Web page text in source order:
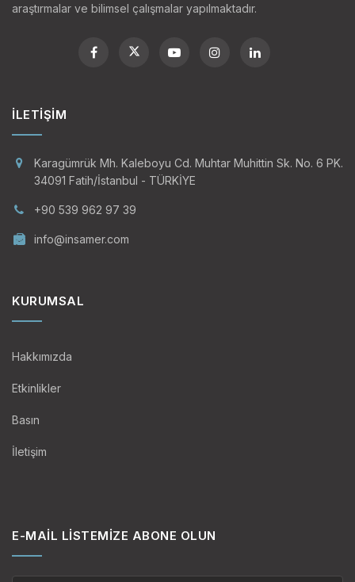
araştırmalar ve bilimsel çalışmalar yapılmaktadır.
İLETIŞIM
Karagümrük Mh. Kaleboyu Cd. Muhtar Muhittin Sk. No. 6 PK.
34091 Fatih/İstanbul - TÜRKİYE
+90 539 962 97 39
info@insamer.com
KURUMSAL
Hakkımızda
Etkinlikler
Basın
İletişim
E-MAIL LISTEMIZE ABONE OLUN